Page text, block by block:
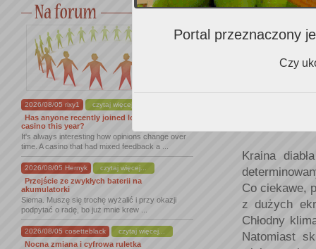
2026/08/05 rixy1 czytaj więcej...
Has anyone recently joined lordofspins
casino this year?
It's always interesting how opinions change over
time. A casino that had mixed feedback a ...
2026/08/05 Hernyk czytaj więcej...
Przejście ze zwykłych baterii na
akumulatorki
Siema. Muszę się trochę wyżalić i przy okazji
podpytać o radę, bo już mnie krew ...
2026/08/05 cosetteblack czytaj więcej...
Nocna zmiana i cyfrowa ruletka
turystyką
restauracji,
200 winnic
pięknych
Kraina
Co ciekawe,
z dużych
Chłodny
Natomiast
Portal przeznaczony
Czy